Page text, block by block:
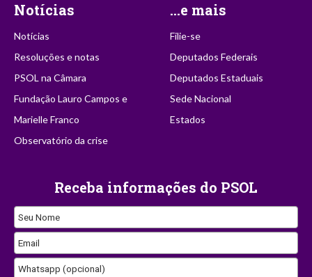
Notícias
Notícias
Resoluções e notas
PSOL na Câmara
Fundação Lauro Campos e
Marielle Franco
Observatório da crise
...e mais
Filie-se
Deputados Federais
Deputados Estaduais
Sede Nacional
Estados
Receba informações do PSOL
Business
Email
Seu Nome
Email
Whatsapp (opcional)